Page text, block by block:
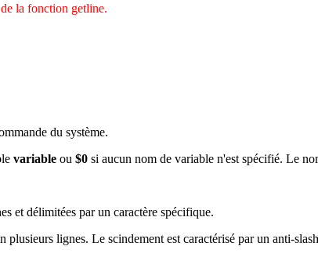
la fonction getline.
du système.
variable ou $0 si aucun nom de variable n'est spécifié. Le
et délimitées par un caractère spécifique.
plusieurs lignes. Le scindement est caractérisé par un anti-